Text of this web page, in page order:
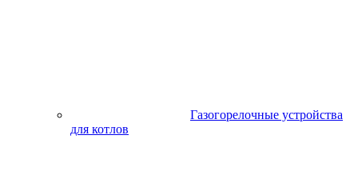
Газогорелочные устройства
для котлов